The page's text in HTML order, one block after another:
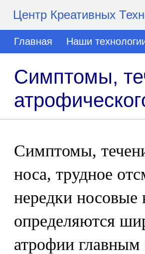
Центр Креативных
Главная Наши
Симптомы,
Симптомы,
носа, трудное
нередки носовые
определяются
атрофии